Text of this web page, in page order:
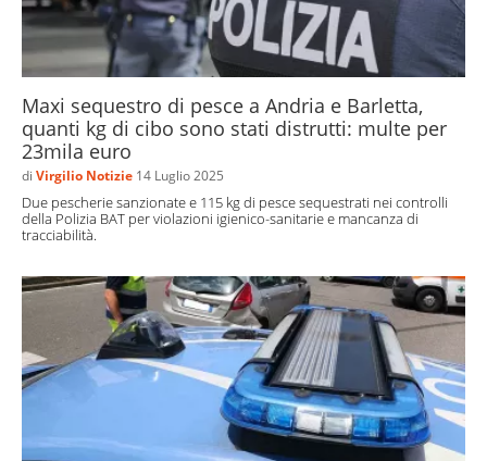
Maxi sequestro di pesce a Andria e Barletta,
quanti kg di cibo sono stati distrutti: multe per
23mila euro
di Virgilio Notizie 14 Luglio 2025
Due pescherie sanzionate e 115 kg di pesce sequestrati nei controlli
della Polizia BAT per violazioni igienico-sanitarie e mancanza di
tracciabilità.